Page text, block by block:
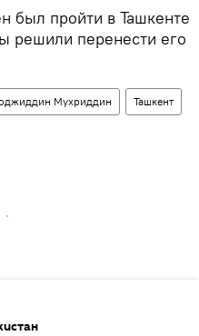
был пройти в Ташкенте
решили перенести его
Мухриддин Ташкент